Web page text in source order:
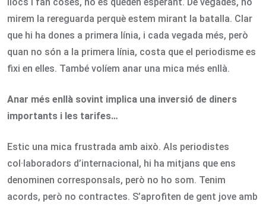
llocs i fan coses, no es queden esperant. De vegades, no
mirem la rereguarda perquè estem mirant la batalla. Clar
que hi ha dones a primera línia, i cada vegada més, però
quan no són a la primera línia, costa que el periodisme es
fixi en elles. També volíem anar una mica més enllà.
Anar més enllà sovint implica una inversió de diners
importants i les tarifes…
Estic una mica frustrada amb això. Als periodistes
col·laboradors d’internacional, hi ha mitjans que ens
denominen corresponsals, però no ho som. Tenim
acords, però no contractes. S’aprofiten de gent jove amb